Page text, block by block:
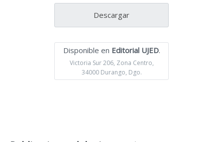
Descargar
Disponible en Editorial UJED.
Victoria Sur 206, Zona Centro,
34000 Durango, Dgo.